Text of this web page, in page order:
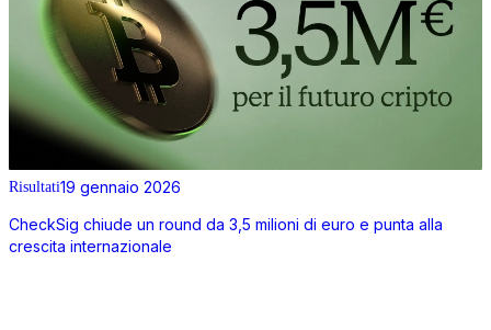
Risultati19 gennaio 2026
CheckSig chiude un round da 3,5 milioni di euro e punta alla
crescita internazionale